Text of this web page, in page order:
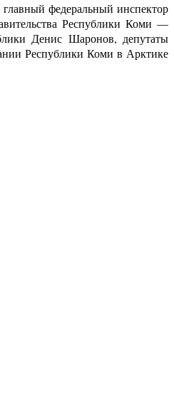
федеральный инспектор
Республики Коми —
Денис Шаронов, депутаты
Республики Коми в Арктике